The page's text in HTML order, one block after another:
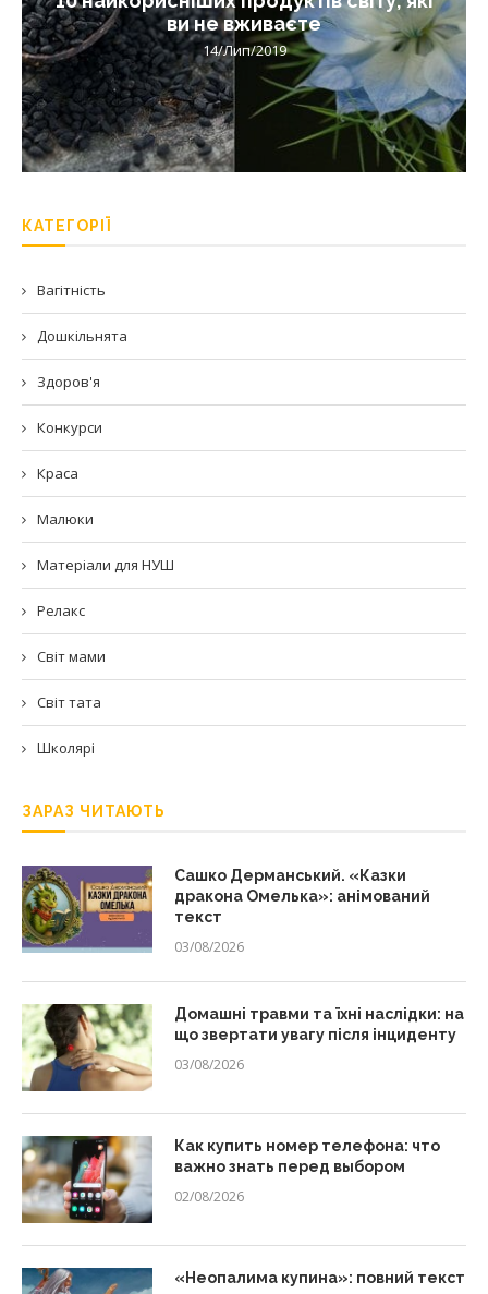
ви не вживаєте
14/Лип/2019
КАТЕГОРІЇ
Вагітність
Дошкільнята
Здоров'я
Конкурси
Краса
Малюки
Матеріали для НУШ
Релакс
Світ мами
Світ тата
Школярі
ЗАРАЗ ЧИТАЮТЬ
Сашко Дерманський. «Казки
дракона Омелька»: анімований
текст
03/08/2026
Домашні травми та їхні наслідки: на
що звертати увагу після інциденту
03/08/2026
Как купить номер телефона: что
важно знать перед выбором
02/08/2026
«Неопалима купина»: повний текст